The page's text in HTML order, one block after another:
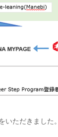
いただきました